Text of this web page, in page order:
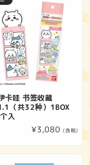
卡哇 书签收藏
（共32种）1BOX
入
常
价
¥3,080 (含税)